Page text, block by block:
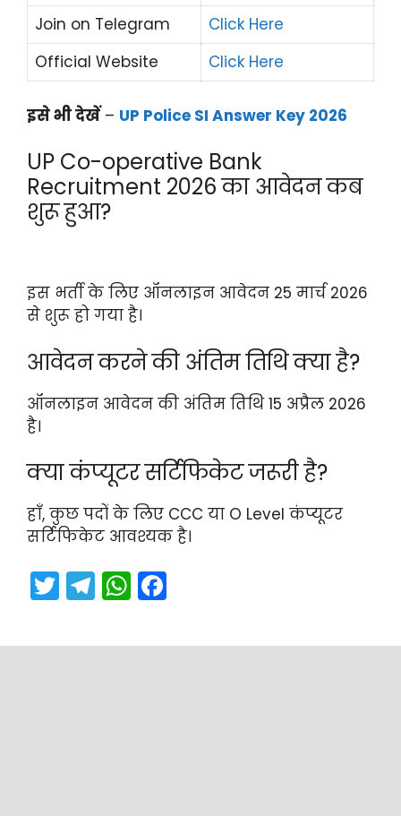
Join on Telegram
Click Here
Official Website
Click Here
इसे भी देखें– UP Police SI Answer Key 2026
UP Co-operative Bank
Recruitment 2026 का आवेदन कब
शुरू हुआ?
इस भर्ती के लिए ऑनलाइन आवेदन 25 मार्च 2026
से शुरू हो गया है।
आवेदन करने की अंतिम तिथि क्या है?
ऑनलाइन आवेदन की अंतिम तिथि 15 अप्रैल 2026
है।
क्या कंप्यूटर सर्टिफिकेट जरूरी है?
हाँ, कुछ पदों के लिए CCC या O Level कंप्यूटर
सर्टिफिकेट आवश्यक है।
T
w
itt
T
el
e
W
h
a c